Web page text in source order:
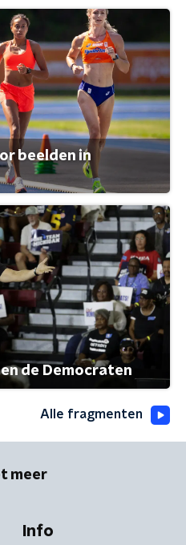
beelden in
de Democraten
Alle fragmenten
meer
Info